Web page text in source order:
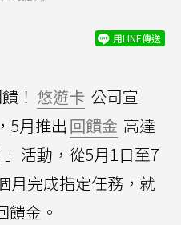
用LINE傳送
！ 悠遊卡 公司宣
5月推出 回饋金 高達
」活動，從5月1日至7
月完成指定任務，就
饋金。